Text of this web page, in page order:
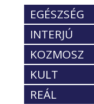
EGÉSZSÉG
INTERJÚ
KOZMOSZ
KULT
REÁL